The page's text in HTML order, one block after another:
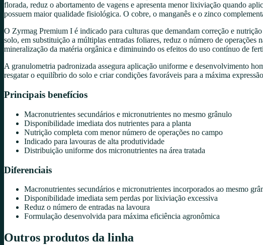
florada, reduz o abortamento de vagens e apresenta menor lixiviação quando
possuem maior qualidade fisiológica. O cobre, o manganês e o zinco
O Zyrmag Premium I é indicado para culturas que demandam correção e
solo, em substituição a múltiplas entradas foliares, reduz o número de
mineralização da matéria orgânica e diminuindo os efeitos do uso contínuo de
A granulometria padronizada assegura aplicação uniforme e desenvolvimento
resgatar o equilíbrio do solo e criar condições favoráveis para a máxima
Principais benefícios
Macronutrientes secundários e micronutrientes no mesmo grânulo
Disponibilidade imediata dos nutrientes para a planta
Nutrição completa com menor número de operações no campo
Indicado para lavouras de alta produtividade
Distribuição uniforme dos micronutrientes na área tratada
Diferenciais
Macronutrientes secundários e micronutrientes incorporados ao mesmo
Disponibilidade imediata sem perdas por lixiviação excessiva
Reduz o número de entradas na lavoura
Formulação desenvolvida para máxima eficiência agronômica
Outros produtos da linha